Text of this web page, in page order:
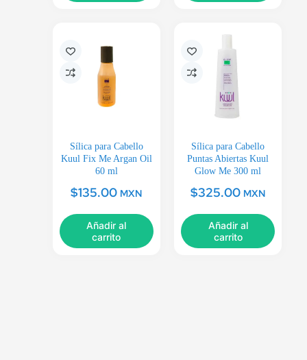
Sílica para Cabello
Kuul Fix Me Argan Oil
60 ml
$135.00 MXN
Añadir al
carrito
Sílica para Cabello
Puntas Abiertas Kuul
Glow Me 300 ml
$325.00 MXN
Añadir al
carrito